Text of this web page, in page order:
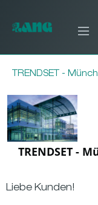
TRENDSET -
TRENDSET -
Liebe Kunden!